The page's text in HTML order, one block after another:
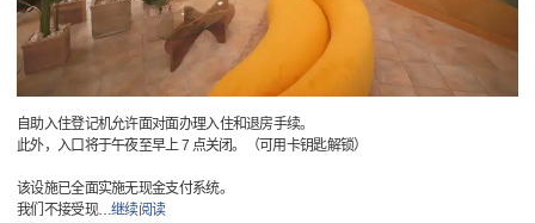
自助入住登记机允许面对面办理入住和退房手续。
此外，入口将于午夜至早上 7 点关闭。（可用卡钥匙解锁）
该设施已全面实施无现金支付系统。
我们不接受现…继续阅读